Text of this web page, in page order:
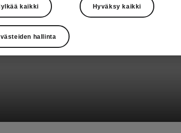
kaikki Hyväksy kaikki
hallinta